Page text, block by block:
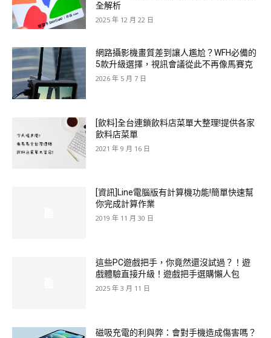
全解析
2025 年 12 月 22 日
網路攝影機畫質差到讓人尷尬？WFH必備的
5款升級選擇，視訊會議從此不再像馬賽克
2026 年 5 月 7 日
[飲料]全台連鎖飲料店菜單大整理!提供各家
飲料店菜單
2021 年 9 月 16 日
[資訊]Line電腦版有計算機功能!簡單快速幫
你完成計算作業
2019 年 11 月 30 日
這些PC遊戲把手，你竟然還沒試過？！遊
戲體驗直接升級！遊戲把手選購懶人包
2025 年 3 月 11 日
磁吸充電的利與弊：會對手機造成傷害嗎？